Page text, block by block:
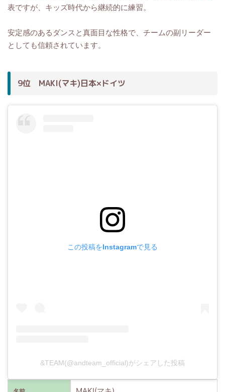
表ですが、キッズ時代から継続的に練習。
安定感のあるダンスと真面目な性格で、チームの副リーダー
としても信頼されています。
9位 MAKI(マキ)日本×ドイツ
この投稿をInstagramで見る
&TEAM(@andteam_official)がシェアした投稿